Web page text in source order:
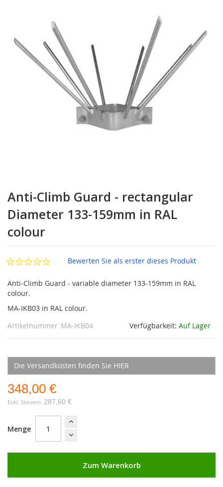
Anfang
der
Bildgalerie
springen
Anti-Climb Guard - rectangular
Diameter 133-159mm in RAL
colour
Bewerten Sie als erster dieses Produkt
Anti-Climb Guard - variable diameter 133-159mm in RAL
colour.
MA-IKB03 in RAL colour.
Verfügbarkeit: Auf Lager
Artikelnummer MA-IKB04
Die Versandkosten finden Sie HIER
348,00 €
287,60 €
Menge
Zum Warenkorb